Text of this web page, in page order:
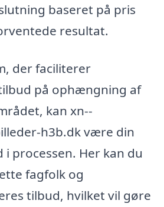
baseret på pris
resultat.
der faciliterer
på ophængning af
kan xn--
h3b.dk være din
processen. Her kan du
fagfolk og
tilbud, hvilket vil gøre